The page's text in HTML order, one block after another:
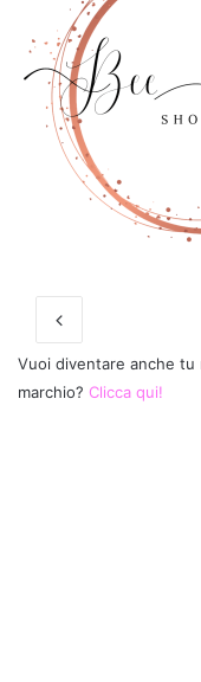
Vuoi diventare anche
marchio? Clicca qui!